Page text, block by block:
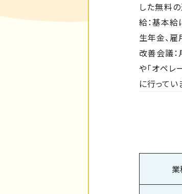
した無料
給：基本給
生年金、
改善会議
や「オペレ
に行ってい
業